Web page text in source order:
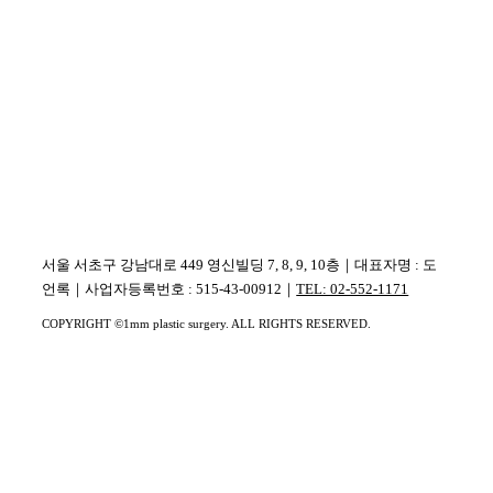
서울 서초구 강남대로 449 영신빌딩 7, 8, 9, 10층｜대표자명 : 도
언록｜사업자등록번호 : 515-43-00912｜TEL: 02-552-1171
COPYRIGHT ©1mm plastic surgery. ALL RIGHTS RESERVED.